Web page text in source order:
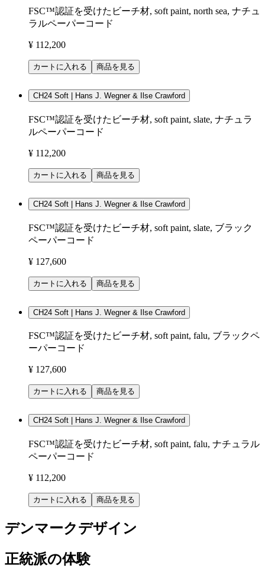
FSC™認証を受けたビーチ材, soft paint, north sea, ナチュ
ラルペーパーコード
¥ 112,200
カートに入れる 商品を見る
CH24 Soft | Hans J. Wegner & Ilse Crawford
FSC™認証を受けたビーチ材, soft paint, slate, ナチュラ
ルペーパーコード
¥ 112,200
カートに入れる 商品を見る
CH24 Soft | Hans J. Wegner & Ilse Crawford
FSC™認証を受けたビーチ材, soft paint, slate, ブラック
ペーパーコード
¥ 127,600
カートに入れる 商品を見る
CH24 Soft | Hans J. Wegner & Ilse Crawford
FSC™認証を受けたビーチ材, soft paint, falu, ブラックペ
ーパーコード
¥ 127,600
カートに入れる 商品を見る
CH24 Soft | Hans J. Wegner & Ilse Crawford
FSC™認証を受けたビーチ材, soft paint, falu, ナチュラル
ペーパーコード
¥ 112,200
カートに入れる 商品を見る
デンマークデザイン
正統派の体験